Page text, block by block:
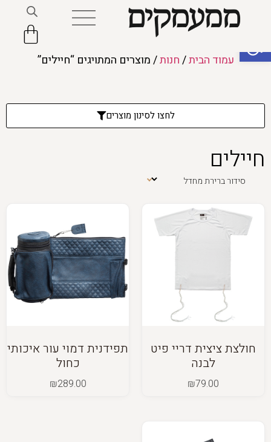
פתח סרגל נגישות
עמוד הבית/חנות/ מוצרים המתויגים “חיילים”
לחצו לסינון מוצרים
חיילים
חולצת ציצית דריי פיט
לבנה
₪79.00
תפידנית דמוי עור איכותי
כחול
₪289.00